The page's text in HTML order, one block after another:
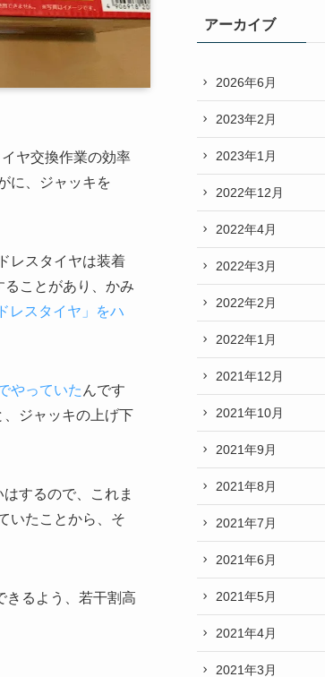
ヤ交換作業の効率
に、ジャッキを
レスタイヤは装着
ることがあり、かみ
レスタイヤ」をハ
やっていた んです
ジャッキの上げ下
するので、これま
いたことから、そ
きるよう、若干割高
アーカイブ
2026年6月
2023年2月
2023年1月
2022年12月
2022年4月
2022年3月
2022年2月
2022年1月
2021年12月
2021年10月
2021年9月
2021年8月
2021年7月
2021年6月
2021年5月
2021年4月
2021年3月